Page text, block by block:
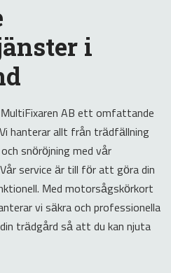
i
MultiFixaren AB ett omfattande
hanterar allt från trädfällning
snöröjning med vår
service är till för att göra din
Med motorsågskörkort
vi säkra och professionella
trädgård så att du kan njuta